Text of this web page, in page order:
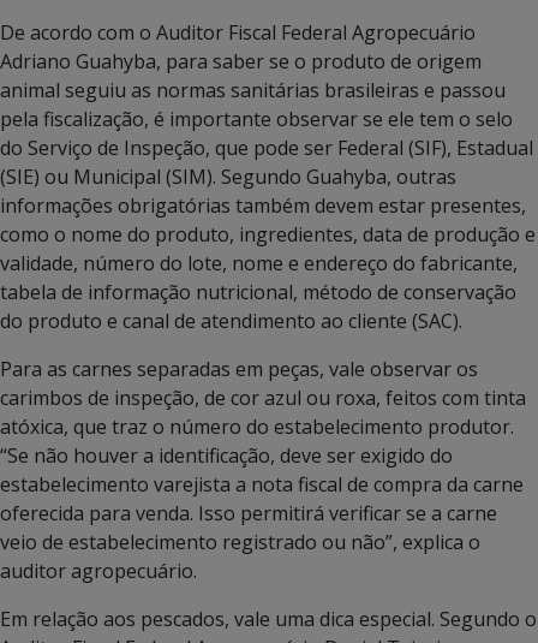
De acordo com o Auditor Fiscal Federal Agropecuário
Adriano Guahyba, para saber se o produto de origem
animal seguiu as normas sanitárias brasileiras e passou
pela fiscalização, é importante observar se ele tem o selo
do Serviço de Inspeção, que pode ser Federal (SIF), Estadual
(SIE) ou Municipal (SIM). Segundo Guahyba, outras
informações obrigatórias também devem estar presentes,
como o nome do produto, ingredientes, data de produção e
validade, número do lote, nome e endereço do fabricante,
tabela de informação nutricional, método de conservação
do produto e canal de atendimento ao cliente (SAC).
Para as carnes separadas em peças, vale observar os
carimbos de inspeção, de cor azul ou roxa, feitos com tinta
atóxica, que traz o número do estabelecimento produtor.
“Se não houver a identificação, deve ser exigido do
estabelecimento varejista a nota fiscal de compra da carne
oferecida para venda. Isso permitirá verificar se a carne
veio de estabelecimento registrado ou não”, explica o
auditor agropecuário.
Em relação aos pescados, vale uma dica especial. Segundo o